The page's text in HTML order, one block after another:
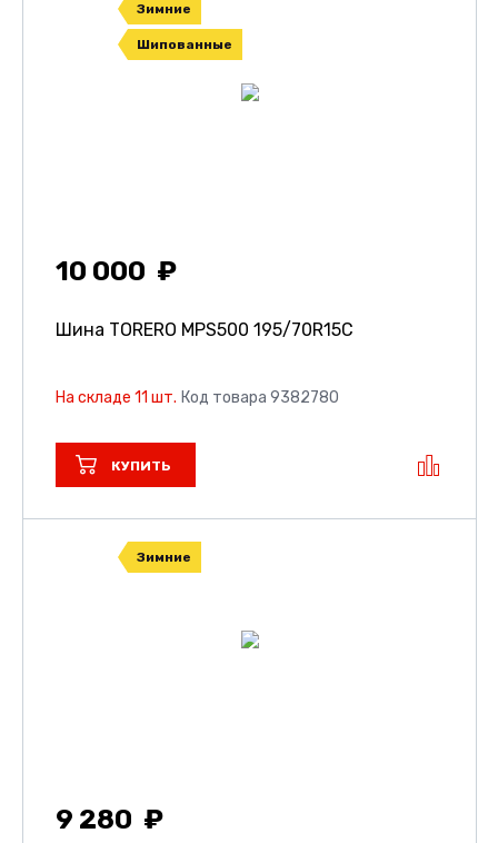
Зимние
Шипованные
10 000
Шина TORERO MPS500 195/70R15C
На складе 11 шт. Код товара 9382780
КУПИТЬ
Зимние
9 280